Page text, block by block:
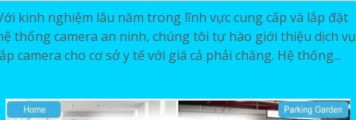
kinh nghiệm lâu năm trong lĩnh vực cung cấp và lắp đặt
thống camera an ninh, chúng tôi tự hào giới thiệu dịch vụ
camera cho cơ sở y tế với giá cả phải chăng. Hệ thống...